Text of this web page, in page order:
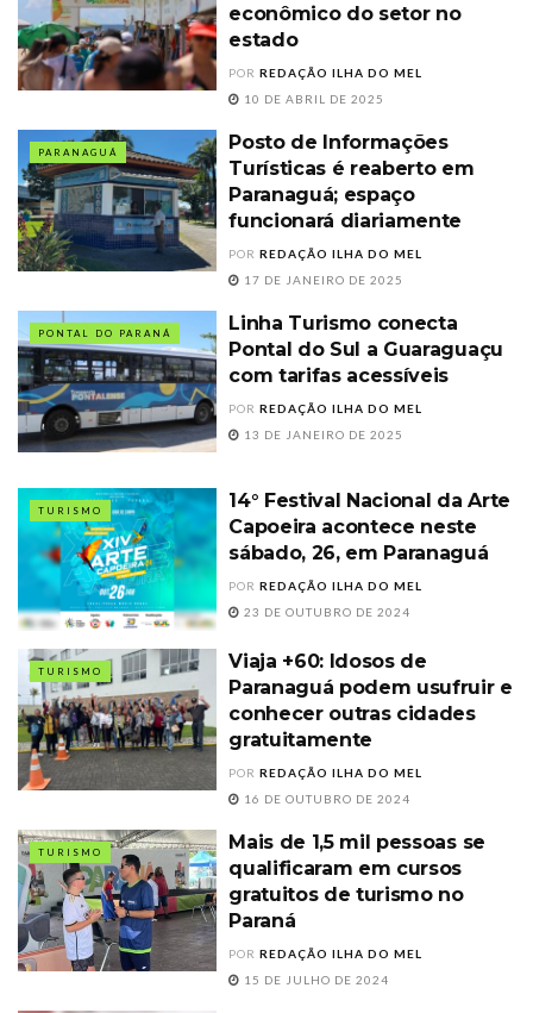
econômico do setor no
estado
POR REDAÇÃO ILHA DO MEL
10 DE ABRIL DE 2025
PARANAGUÁ
Posto de Informações
Turísticas é reaberto em
Paranaguá; espaço
funcionará diariamente
POR REDAÇÃO ILHA DO MEL
17 DE JANEIRO DE 2025
PONTAL DO PARANÁ
Linha Turismo conecta
Pontal do Sul a Guaraguaçu
com tarifas acessíveis
POR REDAÇÃO ILHA DO MEL
13 DE JANEIRO DE 2025
TURISMO
14° Festival Nacional da Arte
Capoeira acontece neste
sábado, 26, em Paranaguá
POR REDAÇÃO ILHA DO MEL
23 DE OUTUBRO DE 2024
TURISMO
Viaja +60: Idosos de
Paranaguá podem usufruir e
conhecer outras cidades
gratuitamente
POR REDAÇÃO ILHA DO MEL
16 DE OUTUBRO DE 2024
TURISMO
Mais de 1,5 mil pessoas se
qualificaram em cursos
gratuitos de turismo no
Paraná
POR REDAÇÃO ILHA DO MEL
15 DE JULHO DE 2024